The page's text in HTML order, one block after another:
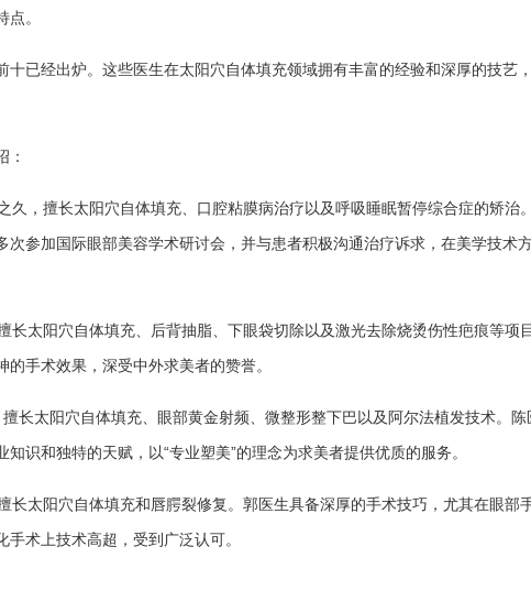
。
十已经出炉。这些医生在太阳穴自体填充领域拥有丰富的经验和深厚的技艺
：
久，擅长太阳穴自体填充、口腔粘膜病治疗以及呼吸睡眠暂停综合症的矫治
次参加国际眼部美容学术研讨会，并与患者积极沟通治疗诉求，在美学技术
长太阳穴自体填充、后背抽脂、下眼袋切除以及激光去除烧烫伤性疤痕等项
手术效果，深受中外求美者的赞誉。
长太阳穴自体填充、眼部黄金射频、微整形整下巴以及阿尔法植发技术。
识和独特的天赋，以“专业塑美”的理念为求美者提供优质的服务。
长太阳穴自体填充和唇腭裂修复。郭医生具备深厚的手术技巧，尤其在眼部
术上技术高超，受到广泛认可。